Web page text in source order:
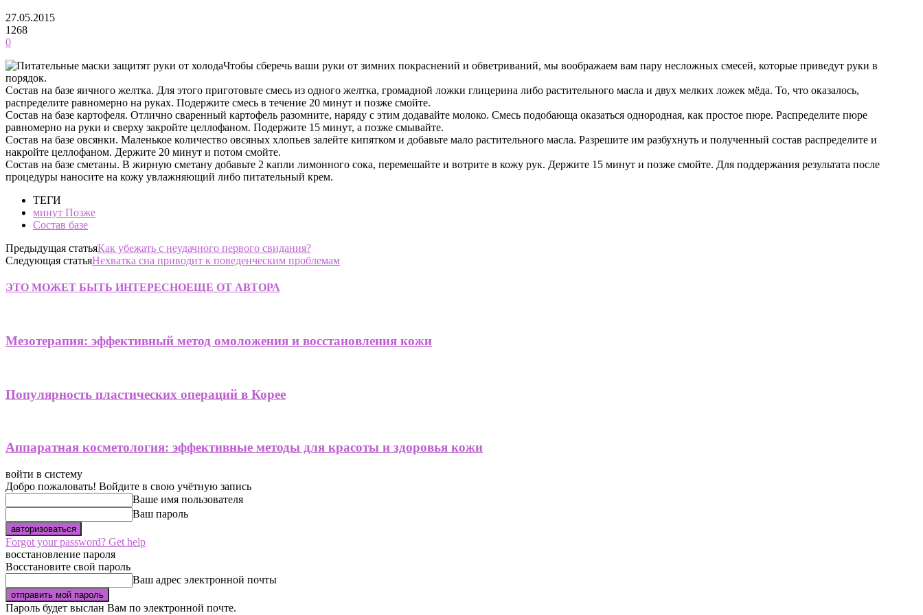
27.05.2015
1268
0
Чтобы сберечь ваши руки от зимних покраснений и обветриваний, мы воображаем вам пару несложных смесей, которые приведут руки в
порядок.
Состав на базе яичного желтка. Для этого приготовьте смесь из одного желтка, громадной ложки глицерина либо растительного масла и двух мелких ложек мёда. То, что оказалось,
распределите равномерно на руках. Подержите смесь в течение 20 минут и позже смойте.
Состав на базе картофеля. Отлично сваренный картофель разомните, наряду с этим додавайте молоко. Смесь подобающа оказаться однородная, как простое пюре. Распределите пюре
равномерно на руки и сверху закройте целлофаном. Подержите 15 минут, а позже смывайте.
Состав на базе овсянки. Маленькое количество овсяных хлопьев залейте кипятком и добавьте мало растительного масла. Разрешите им разбухнуть и полученный состав распределите и
накройте целлофаном. Держите 20 минут и потом смойте.
Состав на базе сметаны. В жирную сметану добавьте 2 капли лимонного сока, перемешайте и вотрите в кожу рук. Держите 15 минут и позже смойте. Для поддержания результата после
процедуры наносите на кожу увлажняющий либо питательный крем.
ТЕГИ
минут Позже
Состав базе
Предыдущая статьяКак убежать с неудачного первого свидания?
Следующая статьяНехватка сна приводит к поведенческим проблемам
ЭТО МОЖЕТ БЫТЬ ИНТЕРЕСНОЕЩЕ ОТ АВТОРА
Мезотерапия: эффективный метод омоложения и восстановления кожи
Популярность пластических операций в Корее
Аппаратная косметология: эффективные методы для красоты и здоровья кожи
войти в систему
Добро пожаловать! Войдите в свою учётную запись
Ваше имя пользователя
Ваш пароль
Forgot your password? Get help
восстановление пароля
Восстановите свой пароль
Ваш адрес электронной почты
Пароль будет выслан Вам по электронной почте.